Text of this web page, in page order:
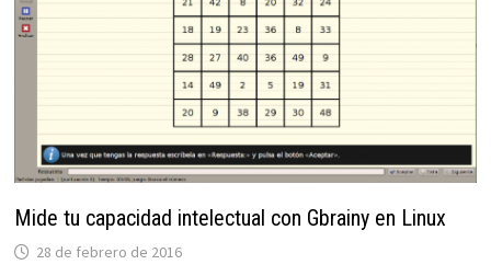
Mide tu capacidad intelectual con Gbrainy en Linux
28 de febrero de 2016